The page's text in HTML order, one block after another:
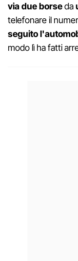
via due borseda
telefonare il
seguito
modo lì ha fatti